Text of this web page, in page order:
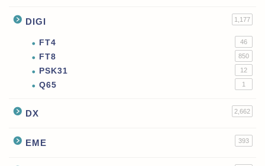
DIGI 1,177
FT4 46
FT8 850
PSK31 12
Q65 1
DX 2,662
EME 393